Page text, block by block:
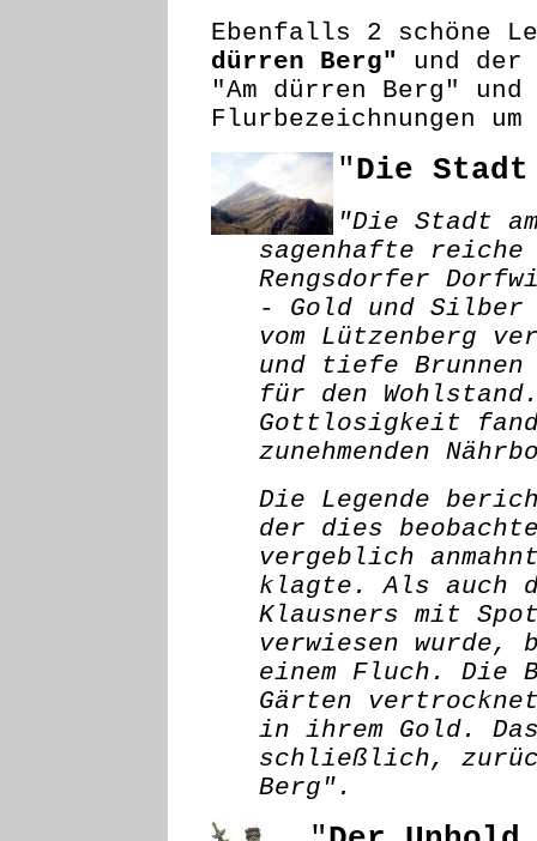
Ebenfalls 2 schöne
dürren Berg"
und der
"Am dürren Berg"
Flurbezeichnungen
"Die Stadt
"Die Stadt
sagenhafte
Rengsdorfer
- Gold und Silber
vom Lützenberg
und tiefe Brunnen
für den
Gottlosigkeit
zunehmenden
Die Legende
der dies
vergeblich
klagte. Als auch
Klausners mit
verwiesen
einem Fluch. Die
Gärten
in ihrem Gold.
schließlich,
Berg".